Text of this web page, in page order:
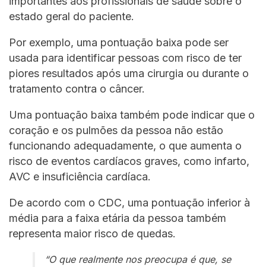
estado geral do paciente.
Por exemplo, uma pontuação baixa pode ser
usada para identificar pessoas com risco de ter
piores resultados após uma cirurgia ou durante o
tratamento contra o câncer.
Uma pontuação baixa também pode indicar que o
coração e os pulmões da pessoa não estão
funcionando adequadamente, o que aumenta o
risco de eventos cardíacos graves, como infarto,
AVC e insuficiência cardíaca.
De acordo com o CDC, uma pontuação inferior à
média para a faixa etária da pessoa também
representa maior risco de quedas.
“O que realmente nos preocupa é que, se